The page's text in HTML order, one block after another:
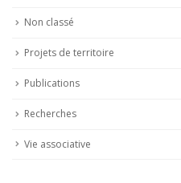
Non classé
Projets de territoire
Publications
Recherches
Vie associative